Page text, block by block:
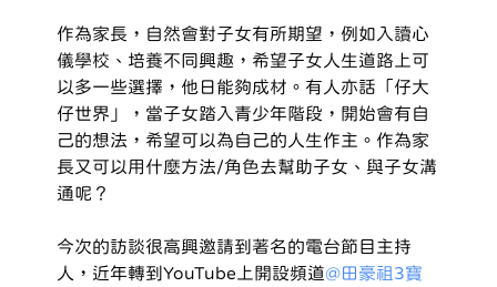
作為家長，自然會對子女有所期望，例如入讀心
儀學校、培養不同興趣，希望子女人生道路上可
以多一些選擇，他日能夠成材。有人亦話「仔大
仔世界」，當子女踏入青少年階段，開始會有自
己的想法，希望可以為自己的人生作主。作為家
長又可以用什麼方法/角色去幫助子女、與子女溝
通呢？
今次的訪談很高興邀請到著名的電台節目主持
人，近年轉到YouTube上開設頻道@田豪祖3寶